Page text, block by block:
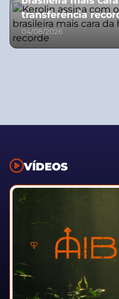
transferência
04/08/2026
VÍDEOS